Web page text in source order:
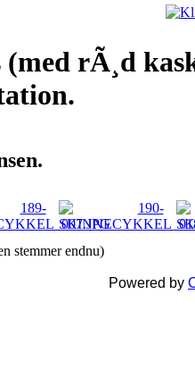
(med rÃ¸d
stemmer endnu)
Powered by